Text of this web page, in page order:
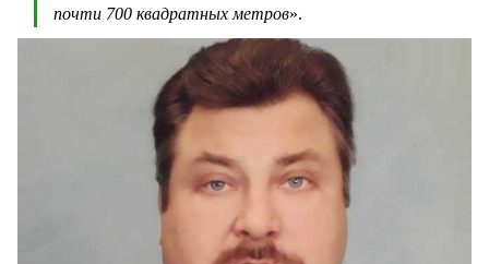
почти 700 квадратных метров».